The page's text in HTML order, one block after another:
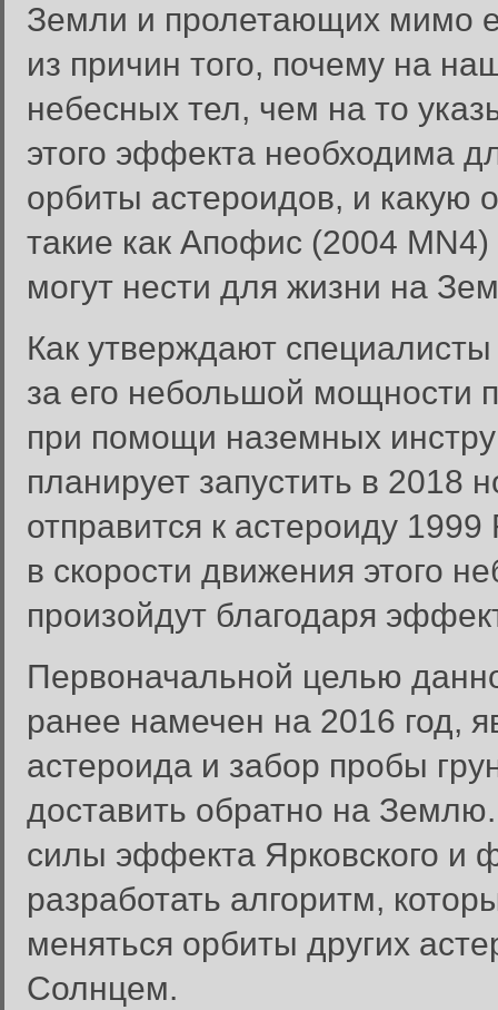
Земли и пролетающих мимо
из причин того, почему на
небесных тел, чем на то
этого эффекта необходима
орбиты астероидов, и какую
такие как Апофис (2004
могут нести для жизни на
Как утверждают
за его небольшой мощности
при помощи наземных
планирует запустить в 2018
отправится к астероиду
в скорости движения этого
произойдут благодаря
Первоначальной целью
ранее намечен на 2016 год,
астероида и забор пробы
доставить обратно на
силы эффекта Ярковского и
разработать алгоритм,
меняться орбиты других
Солнцем.
Вход в систему
Введите имя пользователя и
Вход в систему
Имя пользователя:
Пароль: